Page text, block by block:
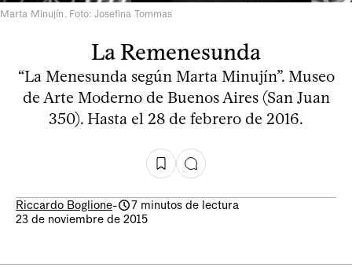
Marta Minujín. Foto: Josefina Tommas
La Remenesunda
“La Menesunda según Marta Minujín”. Museo
de Arte Moderno de Buenos Aires (San Juan
350). Hasta el 28 de febrero de 2016.
Riccardo Boglione-
7 minutos de lectura
23 de noviembre de 2015